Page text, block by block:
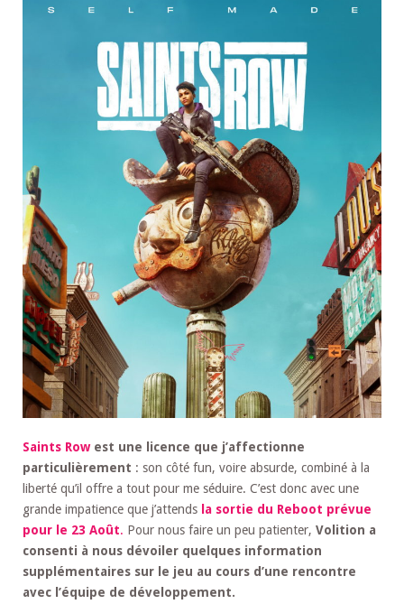
Saints Row est une licence que j’affectionne
particulièrement : son côté fun, voire absurde, combiné à la
liberté qu’il offre a tout pour me séduire. C’est donc avec une
grande impatience que j’attends la sortie du Reboot prévue
pour le 23 Août. Pour nous faire un peu patienter, Volition a
consenti à nous dévoiler quelques information
supplémentaires sur le jeu au cours d’une rencontre
avec l’équipe de développement.